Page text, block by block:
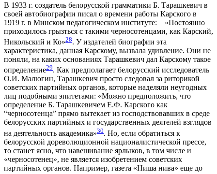
В 1933 г. создатель белорусской грамматики Б. Тарашкевич в
своей автобиографии писал о времени работы Карского в
1919 г. в Минском педагогическом институте: «Постоянно
приходилось грызться с такими черносотенцами, как Карский,
Никольский и Ко»28. У издателей биографии эта
характеристика, данная Карскому, вызвала удивление. Они не
поняли, на каких основаниях Тарашкевич дал Карскому такое
определение29. Как предполагает белорусский исследователь
О.И. Малюгин, Тарашкевич просто следовал за риторикой
советских партийных органов, которые наделяли неугодных
лиц подобными эпитетами: «Можно предположить, что
определение Б. Тарашкевичем Е.Ф. Карского как
“черносотенца” прямо вытекает из господствовавших в среде
белорусских партийных и государственных деятелей взглядов
на деятельность академика»30. Но, если обратиться к
белорусской дореволюционной националистической прессе,
то станет ясно, что навешивание ярлыков, в том числе и
«черносотенец», не является изобретением советских
партийных органов. Например, газета «Ниша нива» еще до